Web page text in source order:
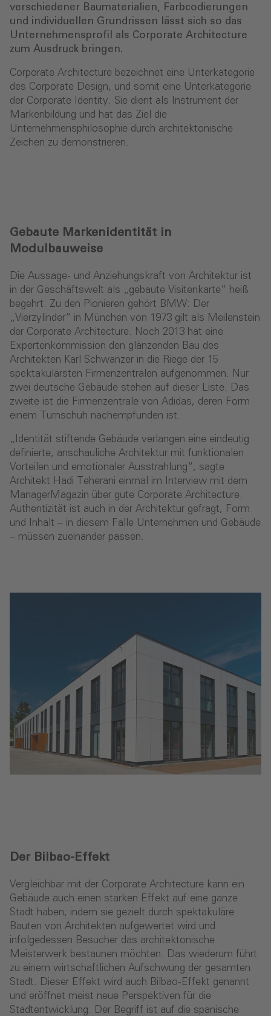
verschiedener Baumaterialien, Farbcodierungen
und individuellen Grundrissen lässt sich so das
Unternehmensprofil als Corporate Architecture
zum Ausdruck bringen.
Corporate Architecture bezeichnet eine Unterkategorie
des Corporate Design, und somit eine Unterkategorie
der Corporate Identity. Sie dient als Instrument der
Markenbildung und hat das Ziel die
Unternehmensphilosophie durch architektonische
Zeichen zu demonstrieren.
Gebaute Markenidentität in
Modulbauweise
Die Aussage- und Anziehungskraft von Architektur ist
in der Geschäftswelt als „gebaute Visitenkarte“ heiß
begehrt. Zu den Pionieren gehört BMW: Der
„Vierzylinder“ in München von 1973 gilt als Meilenstein
der Corporate Architecture. Noch 2013 hat eine
Expertenkommission den glänzenden Bau des
Architekten Karl Schwanzer in die Riege der 15
spektakulärsten Firmenzentralen aufgenommen. Nur
zwei deutsche Gebäude stehen auf dieser Liste. Das
zweite ist die Firmenzentrale von Adidas, deren Form
einem Turnschuh nachempfunden ist.
„Identität stiftende Gebäude verlangen eine eindeutig
definierte, anschauliche Architektur mit funktionalen
Vorteilen und emotionaler Ausstrahlung“, sagte
Architekt Hadi Teherani einmal im Interview mit dem
ManagerMagazin über gute Corporate Architecture.
Authentizität ist auch in der Architektur gefragt, Form
und Inhalt – in diesem Falle Unternehmen und Gebäude
– müssen zueinander passen.
Der Bilbao-Effekt
Vergleichbar mit der Corporate Architecture kann ein
Gebäude auch einen starken Effekt auf eine ganze
Stadt haben, indem sie gezielt durch spektakuläre
Bauten von Architekten aufgewertet wird und
infolgedessen Besucher das architektonische
Meisterwerk bestaunen möchten. Das wiederum führt
zu einem wirtschaftlichen Aufschwung der gesamten
Stadt. Dieser Effekt wird auch Bilbao-Effekt genannt
und eröffnet meist neue Perspektiven für die
Stadtentwicklung. Der Begriff ist auf die spanische